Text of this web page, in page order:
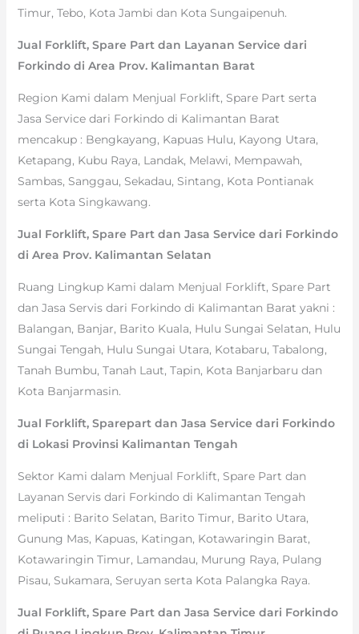
Timur, Tebo, Kota Jambi dan Kota Sungaipenuh.
Jual Forklift, Spare Part dan Layanan Service dari
Forkindo di Area Prov. Kalimantan Barat
Region Kami dalam Menjual Forklift, Spare Part serta
Jasa Service dari Forkindo di Kalimantan Barat
mencakup : Bengkayang, Kapuas Hulu, Kayong Utara,
Ketapang, Kubu Raya, Landak, Melawi, Mempawah,
Sambas, Sanggau, Sekadau, Sintang, Kota Pontianak
serta Kota Singkawang.
Jual Forklift, Spare Part dan Jasa Service dari Forkindo
di Area Prov. Kalimantan Selatan
Ruang Lingkup Kami dalam Menjual Forklift, Spare Part
dan Jasa Servis dari Forkindo di Kalimantan Barat yakni :
Balangan, Banjar, Barito Kuala, Hulu Sungai Selatan, Hulu
Sungai Tengah, Hulu Sungai Utara, Kotabaru, Tabalong,
Tanah Bumbu, Tanah Laut, Tapin, Kota Banjarbaru dan
Kota Banjarmasin.
Jual Forklift, Sparepart dan Jasa Service dari Forkindo
di Lokasi Provinsi Kalimantan Tengah
Sektor Kami dalam Menjual Forklift, Spare Part dan
Layanan Servis dari Forkindo di Kalimantan Tengah
meliputi : Barito Selatan, Barito Timur, Barito Utara,
Gunung Mas, Kapuas, Katingan, Kotawaringin Barat,
Kotawaringin Timur, Lamandau, Murung Raya, Pulang
Pisau, Sukamara, Seruyan serta Kota Palangka Raya.
Jual Forklift, Spare Part dan Jasa Service dari Forkindo